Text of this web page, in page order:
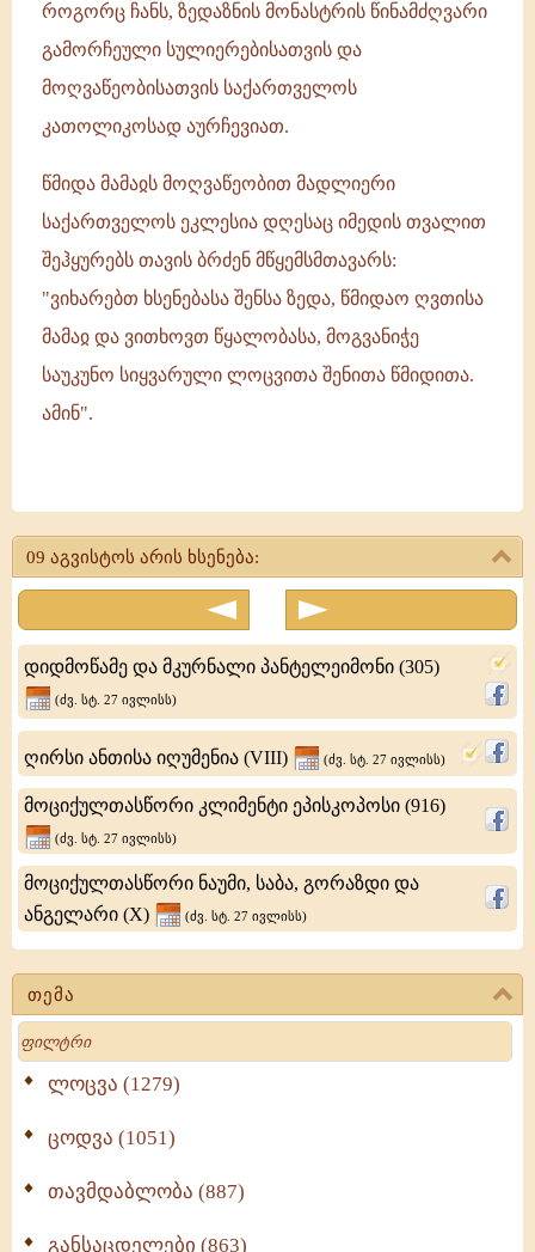
თემა
Search
ლოცვა (1279)
ცოდვა (1051)
თავმდაბლობა (887)
განსაცდელები (863)
როგორც ჩანს, ზედაზნის მონასტრის წინამძღვარი
გამორჩეული სულიერებისათვის და
მოღვაწეობისათვის საქართველოს
კათოლიკოსად აურჩევიათ.
წმიდა მამაჲს მოღვაწეობით მადლიერი
საქართველოს ეკლესია დღესაც იმედის თვალით
შეჰყურებს თავის ბრძენ მწყემსმთავარს:
"ვიხარებთ ხსენებასა შენსა ზედა, წმიდაო ღვთისა
მამაჲ და ვითხოვთ წყალობასა, მოგვანიჭე
საუკუნო სიყვარული ლოცვითა შენითა წმიდითა.
ამინ".
კათოლიკოსი
საქართველოს
ეკლესიის
საჭეთმპყრობელის
ტახტზე
იჯდა
731-
744
წლებში.ცნობები
09 აგვისტოს არის ხსენება:
დიდმოწამე და მკურნალი პანტელეიმონი (305)
(ძვ. სტ. 27 ივლისს)
ღირსი ანთისა იღუმენია (VIII) (ძვ. სტ. 27 ივლისს)
მოციქულთასწორი კლიმენტი ეპისკოპოსი (916)
(ძვ. სტ. 27 ივლისს)
მოციქულთასწორი ნაუმი, საბა, გორაზდი და
ანგელარი (X)
(ძვ. სტ. 27 ივლისს)